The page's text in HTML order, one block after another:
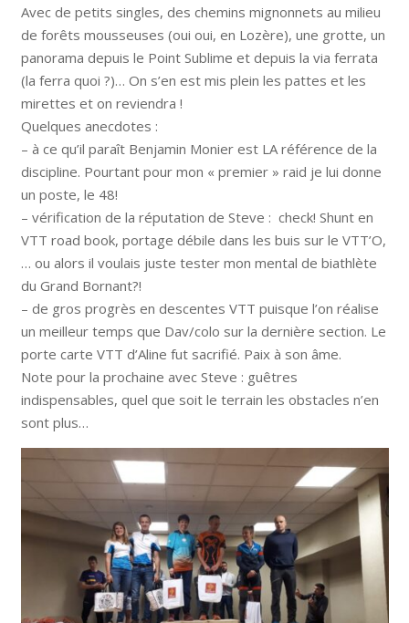
Avec de petits singles, des chemins mignonnets au milieu
de forêts mousseuses (oui oui, en Lozère), une grotte, un
panorama depuis le Point Sublime et depuis la via ferrata
(la ferra quoi ?)… On s’en est mis plein les pattes et les
mirettes et on reviendra !
Quelques anecdotes :
– à ce qu’il paraît Benjamin Monier est LA référence de la
discipline. Pourtant pour mon « premier » raid je lui donne
un poste, le 48!
– vérification de la réputation de Steve : check! Shunt en
VTT road book, portage débile dans les buis sur le VTT’O,
… ou alors il voulais juste tester mon mental de biathlète
du Grand Bornant?!
– de gros progrès en descentes VTT puisque l’on réalise
un meilleur temps que Dav/colo sur la dernière section. Le
porte carte VTT d’Aline fut sacrifié. Paix à son âme.
Note pour la prochaine avec Steve : guêtres
indispensables, quel que soit le terrain les obstacles n’en
sont plus…